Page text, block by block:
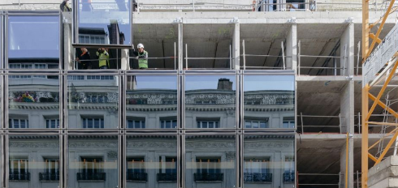
26
ZANNIER HOTELS BENDOR
six ans de présence sur le projet de Renaissance de l'île de
04/26
FIN DE
Après la